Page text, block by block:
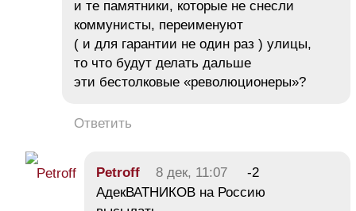
и те памятники, которые не снесли
коммунисты, переименуют
( и для гарантии не один раз ) улицы,
то что будут делать дальше
эти бестолковые «революционеры»?
Ответить
Petroff 8 дек, 11:07
-2
АдекВАТНИКОВ на Россию